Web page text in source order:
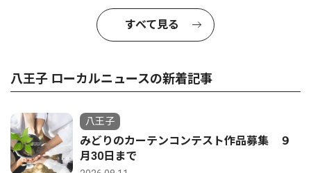
すべて見る
八王子 ローカルニュースの新着記事
八王子
みどりのカーテンコンテスト作品募集 ９
月30日まで